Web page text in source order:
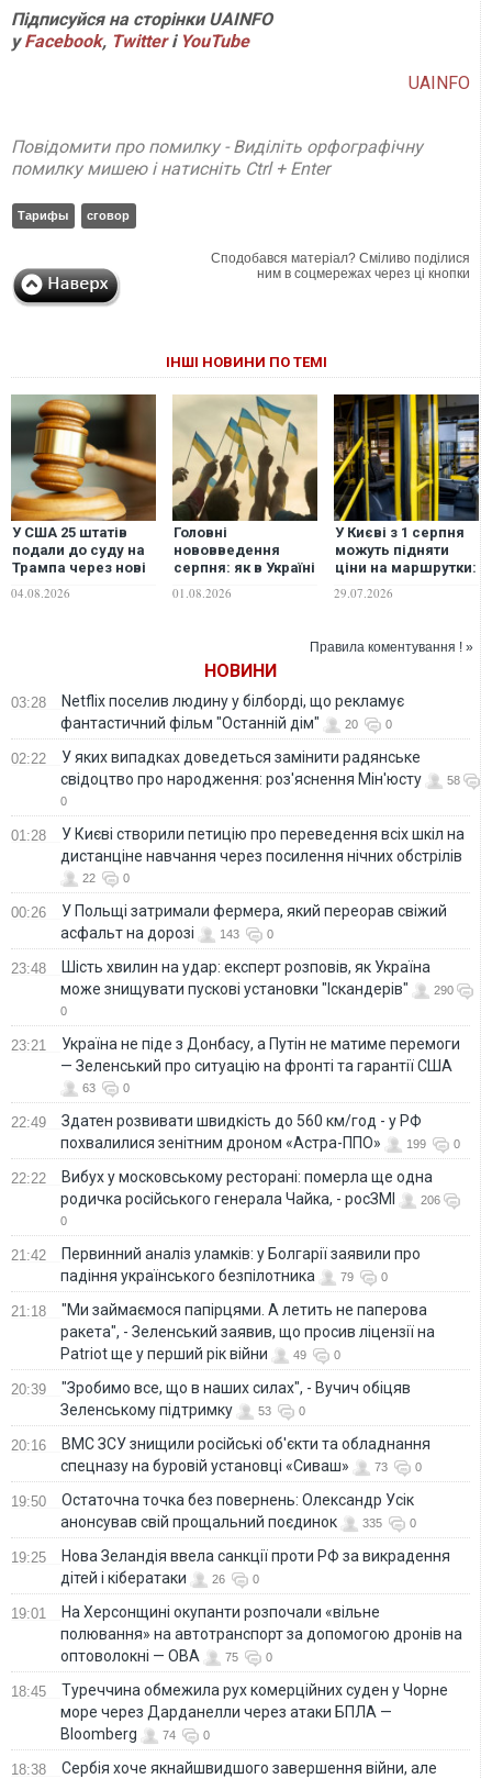
Підписуйся на сторінки UAINFO
уFacebook, Twitterі YouTube
UAINFO
Повідомити про помилку - Виділіть орфографічну
помилку мишею і натисніть Ctrl + Enter
Тарифы сговор
Сподобався матеріал? Сміливо поділися
ним в соцмережах через ці кнопки
ІНШІ НОВИНИ ПО ТЕМІ
У США 25 штатів
подали до суду на
Трампа через нові
04.08.2026
Головні
нововведення
серпня: як в Україні
соцвиплати,
01.08.2026
У Києві з 1 серпня
можуть підняти
ціни на маршрутки:
29.07.2026
Правила коментування ! »
НОВИНИ
03:28
Netflix поселив людину у білборді, що рекламує
фантастичний фільм "Останній дім"
20 0
02:22
У яких випадках доведеться замінити радянське
свідоцтво про народження: роз'яснення Мін'юсту
58
0
01:28
У Києві створили петицію про переведення всіх шкіл на
дистанціне навчання через посилення нічних обстрілів
22 0
00:26
У Польщі затримали фермера, який переорав свіжий
асфальт на дорозі
143 0
23:48
Шість хвилин на удар: експерт розповів, як Україна
може знищувати пускові установки "Іскандерів"
290
0
23:21
Україна не піде з Донбасу, а Путін не матиме перемоги
— Зеленський про ситуацію на фронті та гарантії США
63 0
22:49
Здатен розвивати швидкість до 560 км/год - у РФ
похвалилися зенітним дроном «Астра-ППО»
199 0
22:22
Вибух у московському ресторані: померла ще одна
родичка російського генерала Чайка, - росЗМІ
206
0
21:42
Первинний аналіз уламків: у Болгарії заявили про
падіння українського безпілотника
79 0
21:18
"Ми займаємося папірцями. А летить не паперова
ракета", - Зеленський заявив, що просив ліцензії на
Patriot ще у перший рік війни
49 0
20:39
"Зробимо все, що в наших силах", - Вучич обіцяв
Зеленському підтримку
53 0
20:16
ВМС ЗСУ знищили російські об'єкти та обладнання
спецназу на буровій установці «Сиваш»
73 0
19:50
Остаточна точка без повернень: Олександр Усік
анонсував свій прощальний поєдинок
335 0
19:25
Нова Зеландія ввела санкції проти РФ за викрадення
дітей і кібератаки
26 0
19:01
На Херсонщині окупанти розпочали «вільне
полювання» на автотранспорт за допомогою дронів на
оптоволокні — ОВА
75 0
18:45
Туреччина обмежила рух комерційних суден у Чорне
море через Дарданелли через атаки БПЛА —
Bloomberg
74 0
18:38 Сербія хоче якнайшвидшого завершення війни, але